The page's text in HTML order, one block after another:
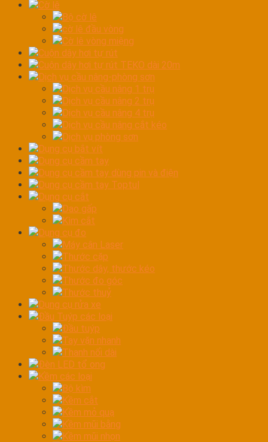
Cờ lê
Bộ cờ lê
cờ lê đầu vòng
Cờ lê vòng miệng
Cuộn dây hơi tự rút
Cuộn dây hơi tự rút TEKO dài 20m
Dịch vụ cầu nâng-phòng sơn
Dịch vụ cầu nâng 1 trụ
Dịch vụ cầu nâng 2 trụ
Dịch vụ cầu nâng 4 trụ
Dịch vụ cầu nâng cắt kéo
Dịch vụ phòng sơn
Dụng cụ bắt vít
Dụng cụ cầm tay
Dụng cụ cầm tay dùng pin và điện
Dụng cụ cầm tay Toptul
Dụng cụ cắt
Dao gấp
Kìm cắt
Dụng cụ đo
Máy cân Laser
Thước cặp
Thước dây, thước kéo
Thước đo góc
Thước thuỷ
Dụng cụ rửa xe
Đầu Tuýp các loại
Đầu tuýp
Tay vặn nhanh
Thanh nối dài
Đèn LED tổ ong
Kềm các loại
Bộ kìm
Kềm cắt
Kềm mỏ quạ
Kềm mũi bằng
Kềm mũi nhọn